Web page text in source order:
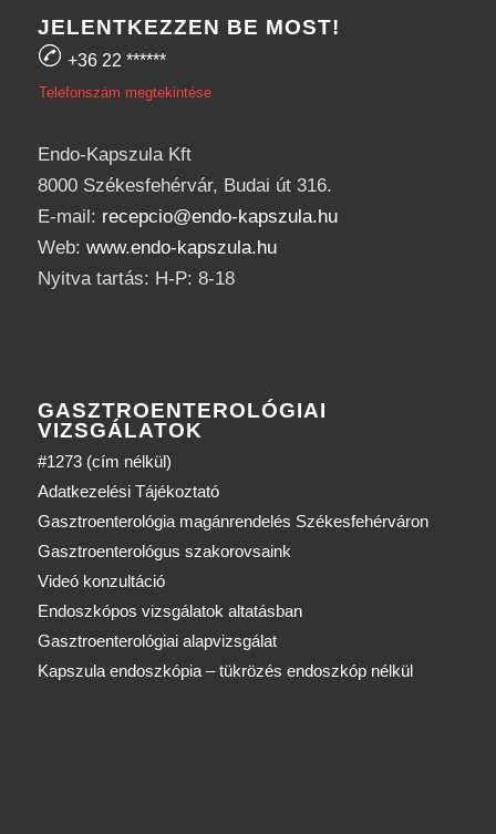
JELENTKEZZEN BE MOST!
+36 22 ******
Telefonszám megtekintése
Endo-Kapszula Kft
8000 Székesfehérvár, Budai út 316.
E-mail: recepcio@endo-kapszula.hu
Web: www.endo-kapszula.hu
Nyitva tartás: H-P: 8-18
GASZTROENTEROLÓGIAI
VIZSGÁLATOK
#1273 (cím nélkül)
Adatkezelési Tájékoztató
Gasztroenterológia magánrendelés Székesfehérváron
Gasztroenterológus szakorovsaink
Videó konzultáció
Endoszkópos vizsgálatok altatásban
Gasztroenterológiai alapvizsgálat
Kapszula endoszkópia – tükrözés endoszkóp nélkül